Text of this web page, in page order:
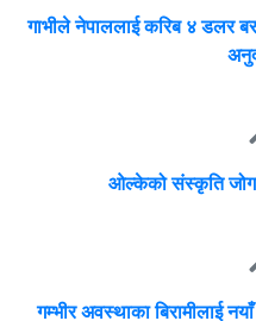
गाभीले नेपाललाई करिब ४ डलर
ओल्केको संस्कृति
गम्भीर अवस्थाका बिरामीलाई